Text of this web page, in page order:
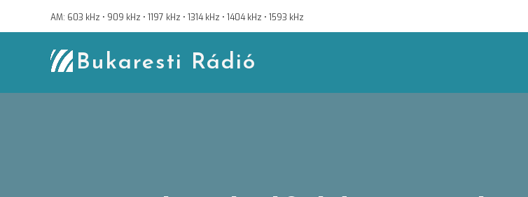
AM: 603 kHz • 909 kHz • 1197 kHz • 1314 kHz • 1404 kHz • 1593 kHz
Bukaresti Rádió